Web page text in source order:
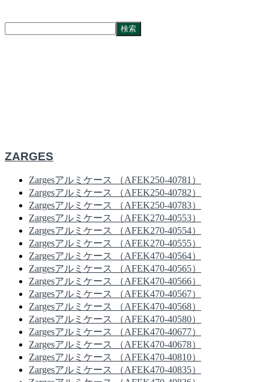
ZARGES
Zargesアルミケース （AFEK250-40781）
Zargesアルミケース （AFEK250-40782）
Zargesアルミケース （AFEK250-40783）
Zargesアルミケース （AFEK270-40553）
Zargesアルミケース （AFEK270-40554）
Zargesアルミケース （AFEK270-40555）
Zargesアルミケース （AFEK470-40564）
Zargesアルミケース （AFEK470-40565）
Zargesアルミケース （AFEK470-40566）
Zargesアルミケース （AFEK470-40567）
Zargesアルミケース （AFEK470-40568）
Zargesアルミケース （AFEK470-40580）
Zargesアルミケース （AFEK470-40677）
Zargesアルミケース （AFEK470-40678）
Zargesアルミケース （AFEK470-40810）
Zargesアルミケース （AFEK470-40835）